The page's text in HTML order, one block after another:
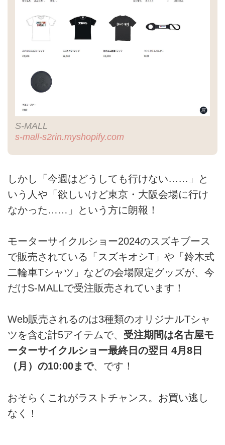
S-MALL
s-mall-s2rin.myshopify.com
しかし「今週はどうしても行けない……」と
いう人や「欲しいけど東京・大阪会場に行け
なかった……」という方に朗報！
モーターサイクルショー2024のスズキブース
で販売されている「スズキオシT」や「鈴木式
二輪車Tシャツ」などの会場限定グッズが、今
だけS-MALLで受注販売されています！
Web販売されるのは3種類のオリジナルTシャ
ツを含む計5アイテムで、 受注期間は名古屋モ
ーターサイクルショー最終日の翌日 4月8日
（月）の10:00まで、です！
おそらくこれがラストチャンス。お買い逃し
なく！